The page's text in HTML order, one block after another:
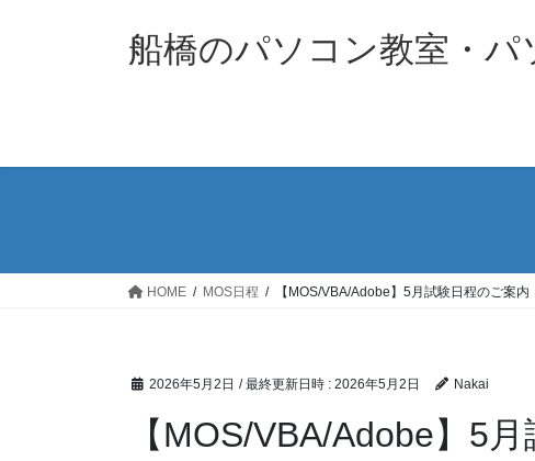
ス
ン
船橋のパソコン教室・
HOME MOS日程 【MOS/VBA/Adobe】5月試験日程のご案内
2026年5月2日 / 最終更新日時 : 2026年5月2日 Nakai
【MOS/VBA/Adobe】5